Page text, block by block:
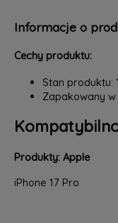
Informacje o
Cechy produktu:
Stan produktu:
Zapakowany
Produkty: Apple
iPhone 17 Pro